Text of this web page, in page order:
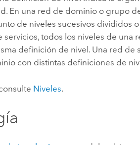
En una red de dominio o grupo
de niveles sucesivos divididos
servicios, todos los niveles de una
definición de nivel. Una red de
con distintas definiciones de
Niveles.